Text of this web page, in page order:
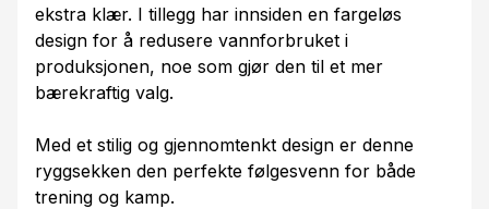
ekstra klær. I tillegg har innsiden en fargeløs
design for å redusere vannforbruket i
produksjonen, noe som gjør den til et mer
bærekraftig valg.
Med et stilig og gjennomtenkt design er denne
ryggsekken den perfekte følgesvenn for både
trening og kamp.